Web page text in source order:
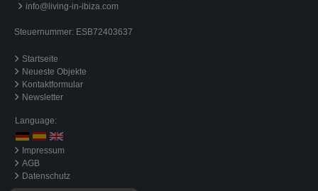
info@living-in-ibiza.com
Steuernummer: ESB72403637
Startseite
Neueste Objekte
Kontaktformular
Newsletter
Language:
Impressum
AGB
Datenschutz